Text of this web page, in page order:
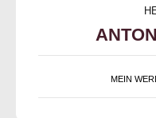
ANTON
MEIN